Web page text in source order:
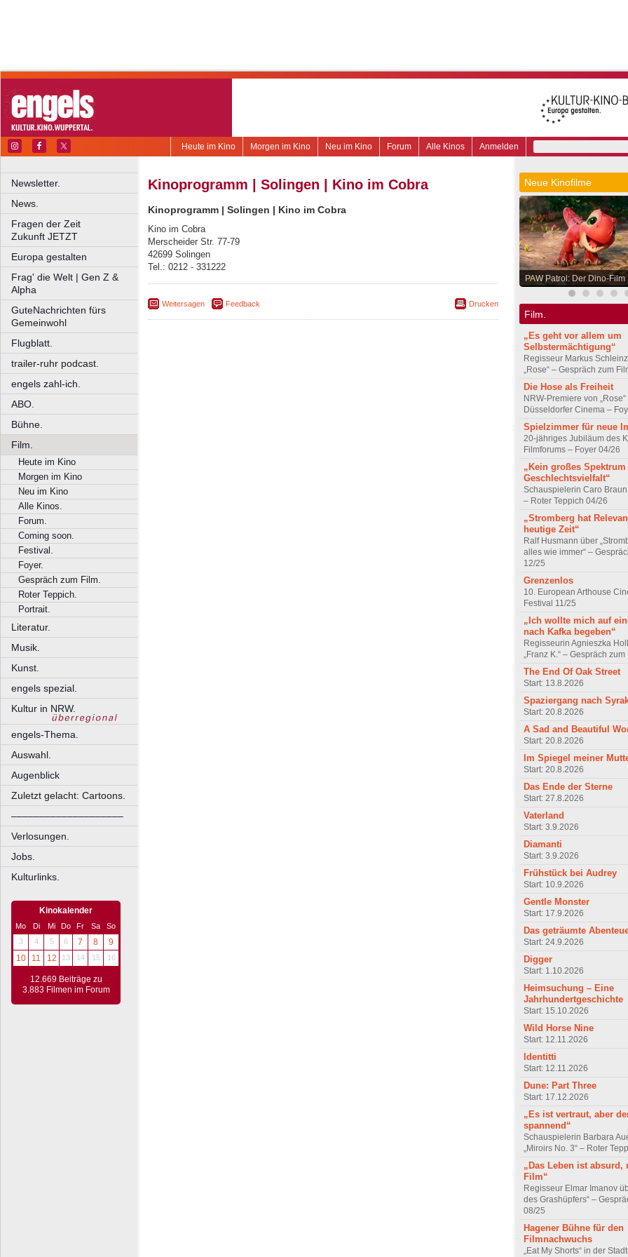
Anmelden
Alle Kinos
Forum
Neu im Kino
Morgen im Kino
Heute im Kino
Newsletter.
News.
Fragen der Zeit
Zukunft JETZT
Europa gestalten
Frag' die Welt | Gen Z &
Alpha
GuteNachrichten fürs
Gemeinwohl
Flugblatt.
trailer-ruhr podcast.
engels zahl-ich.
ABO.
Bühne.
Film.
Heute im Kino
Morgen im Kino
Neu im Kino
Alle Kinos.
Forum.
Coming soon.
Festival.
Foyer.
Gespräch zum Film.
Roter Teppich.
Portrait.
Literatur.
Musik.
Kunst.
engels spezial.
Kultur in NRW.
engels-Thema.
Auswahl.
Augenblick
Zuletzt gelacht: Cartoons.
––––––––––––––––––––
Verlosungen.
Jobs.
Kulturlinks.
Kinokalender
Mo Di Mi Do Fr Sa
So
3
4 5 6 7 8
9
10
11 12 13 14 15 16
12.669 Beiträge zu
3.883 Filmen im Forum
Kinoprogramm | Solingen | Kino im Cobra
Kinoprogramm | Solingen | Kino im Cobra
Kino im Cobra
Merscheider Str. 77-79
42699 Solingen
Tel.: 0212 - 331222
Weitersagen Feedback Drucken
Neue Kinofilme
PAW Patrol: Der Dino-Film
Film.
„Es geht vor allem um
Selbstermächtigung“
Regisseur Markus
„Rose“ – Gespräch zum
Die Hose als Freiheit
NRW-Premiere von „Rose“
Düsseldorfer Cinema –
Spielzimmer für neue
20-jähriges Jubiläum des
Filmforums – Foyer 04/26
„Kein großes Spektrum
Geschlechtsvielfalt“
Schauspielerin Caro Braun
– Roter Teppich 04/26
„Stromberg hat
heutige Zeit“
Ralf Husmann über
alles wie immer“ –
12/25
Grenzenlos
10. European Arthouse
Festival 11/25
„Ich wollte mich auf
nach Kafka begeben“
Regisseurin Agnieszka
„Franz K.“ – Gespräch
The End Of Oak Street
Start: 13.8.2026
Spaziergang nach
Start: 20.8.2026
A Sad and Beautiful
Start: 20.8.2026
Im Spiegel meiner
Start: 20.8.2026
Das Ende der Sterne
Start: 27.8.2026
Vaterland
Start: 3.9.2026
Diamanti
Start: 3.9.2026
Frühstück bei Audrey
Start: 10.9.2026
Gentle Monster
Start: 17.9.2026
Das geträumte
Start: 24.9.2026
Digger
Start: 1.10.2026
Heimsuchung – Eine
Jahrhundertgeschichte
Start: 15.10.2026
Wild Horse Nine
Start: 12.11.2026
Identitti
Start: 12.11.2026
Dune: Part Three
Start: 17.12.2026
„Es ist vertraut, aber
spannend“
Schauspielerin Barbara
„Miroirs No. 3“ – Roter
„Das Leben ist absurd,
Film“
Regisseur Elmar Imanov
des Grashüpfers“ –
08/25
Hagener Bühne für den
Filmnachwuchs
„Eat My Shorts“ in der